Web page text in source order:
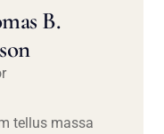
B.
tellus massa